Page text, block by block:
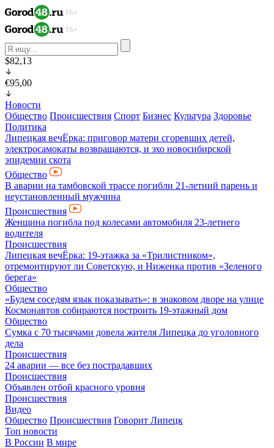
$82,13
€95,00
Новости
Общество Происшествия Спорт Бизнес Культура Здоровье
Политика
Липецкая вечЁрка: приговор матери сгоревших детей,
электросамокаты возвращаются, и эхо новосибирской
эпидемии скота
Общество
В аварии на тамбовской трассе погибли 21-летний парень и
неустановленный мужчина
Происшествия
Женщина погибла под колесами автомобиля 23-летнего
водителя
Происшествия
Липецкая вечЁрка: 19-этажка за «Трилистником»,
отремонтируют ли Советскую, и Ниженка против «Зеленого
берега»
Общество
«Будем соседям язык показывать»: в знаковом дворе на улице
Космонавтов собираются построить 19-этажный дом
Общество
Сумка с 70 тысячами довела жителя Липецка до уголовного
дела
Происшествия
24 аварии — все без пострадавших
Происшествия
Объявлен отбой красного уровня
Происшествия
Видео
Общество Происшествия Говорит Липецк
Топ новости
В России В мире